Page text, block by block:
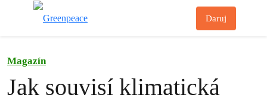
Daruj
Magazín
Jak souvisí klimatická